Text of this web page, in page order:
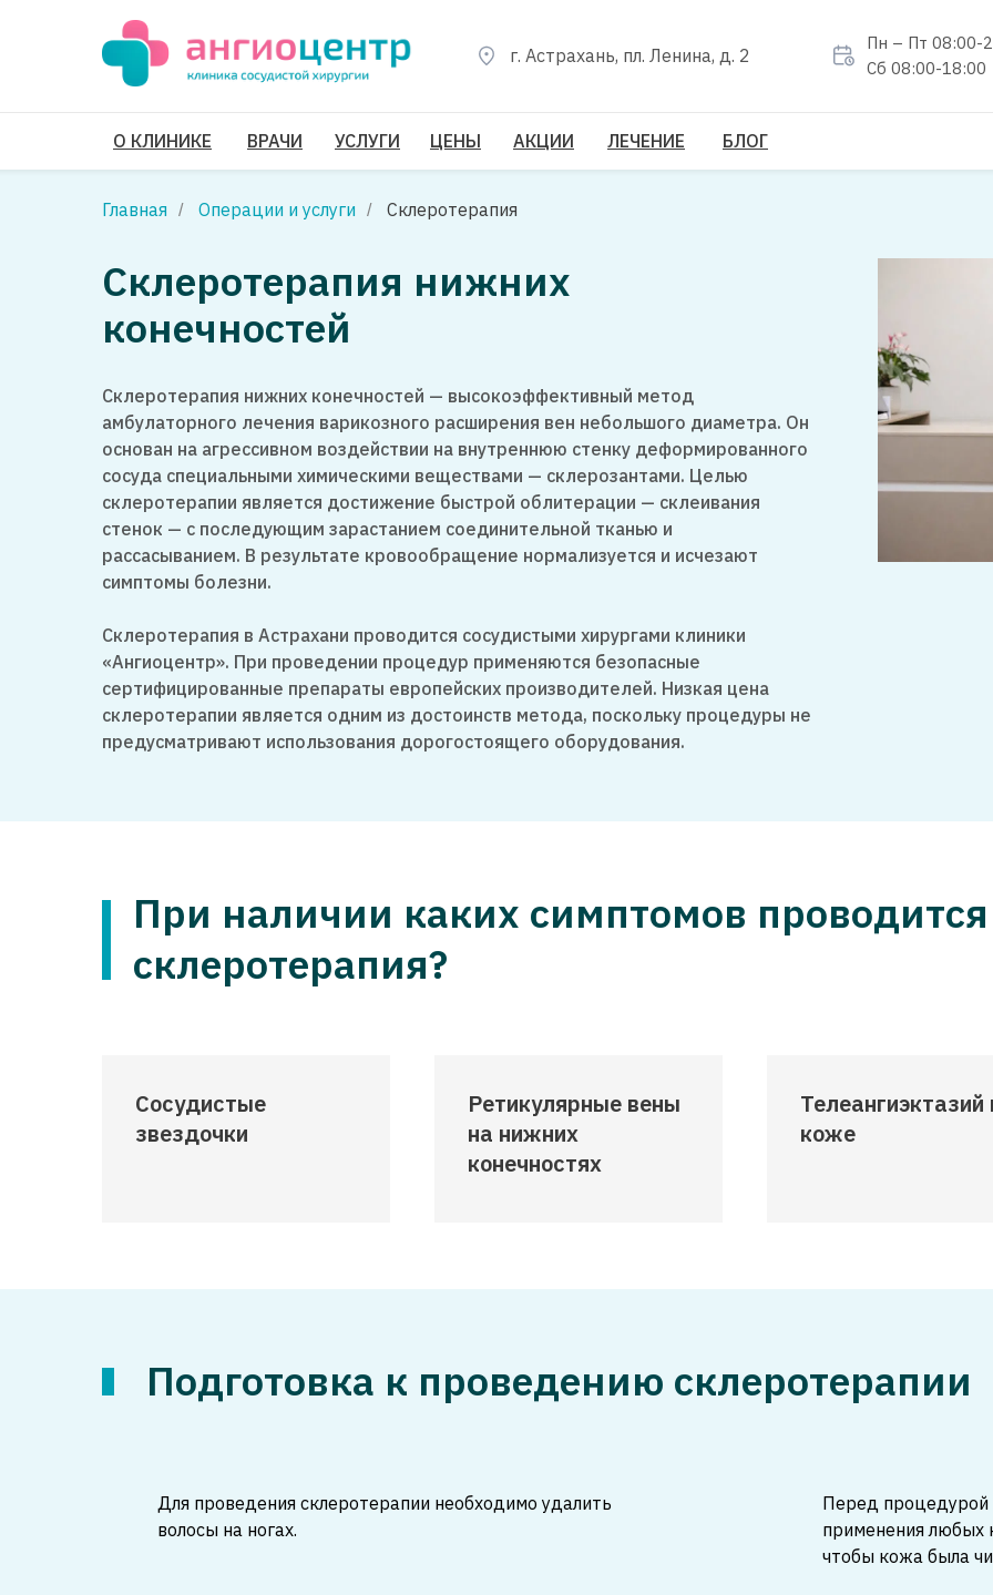
О КЛИНИКЕ ВРАЧИ УСЛУГИ ЦЕНЫ
г. Астрахань, пл. Ленина, д. 2
Пн – Пт 08:00-
Сб 08:00-18:00
АКЦИИ ЛЕЧЕНИЕ БЛОГ
Главная / Операции и услуги / Склеротерапия
Склеротерапия нижних
конечностей
Склеротерапия нижних конечностей — высокоэффективный метод
амбулаторного лечения варикозного расширения вен небольшого диаметра. Он
основан на агрессивном воздействии на внутреннюю стенку деформированного
сосуда специальными химическими веществами — склерозантами. Целью
склеротерапии является достижение быстрой облитерации — склеивания
стенок — с последующим зарастанием соединительной тканью и
рассасыванием. В результате кровообращение нормализуется и исчезают
симптомы болезни.
Склеротерапия в Астрахани проводится сосудистыми хирургами клиники
«Ангиоцентр». При проведении процедур применяются безопасные
сертифицированные препараты европейских производителей. Низкая цена
склеротерапии является одним из достоинств метода, поскольку процедуры не
предусматривают использования дорогостоящего оборудования.
При наличии каких симптомов проводится
склеротерапия?
Сосудистые
звездочки
Ретикулярные вены
на нижних
конечностях
Телеангиэктазий
коже
Подготовка к проведению склеротерапии
Для проведения склеротерапии необходимо удалить
волосы на ногах.
Перед процедурой
применения любых
чтобы кожа была